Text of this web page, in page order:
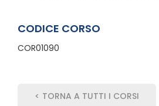
CODICE CORSO
COR01090
< TORNA A TUTTI I CORSI